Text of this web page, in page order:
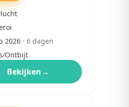
2026· 6dagen
Ontbijt
Bekijken→